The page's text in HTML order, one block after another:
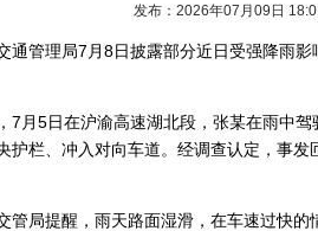
发布：2026年07月09日
通管理局7月8日披露部分近日受强降雨
7月5日在沪渝高速湖北段，张某在雨中
护栏、冲入对向车道。经调查认定，事
管局提醒，雨天路面湿滑，在车速过快